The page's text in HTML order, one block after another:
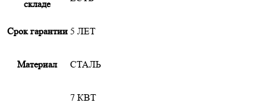
складе
Срок гарантии 5 ЛЕТ
Материал СТАЛЬ
7 КВТ